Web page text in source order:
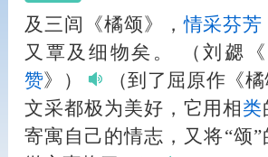
及三闾《橘颂》，情采芬芳
又覃及细物矣。
（刘勰
赞》） （到了屈原作《
文采都极为美好，它用相类
寄寓自己的情志，又将“颂”